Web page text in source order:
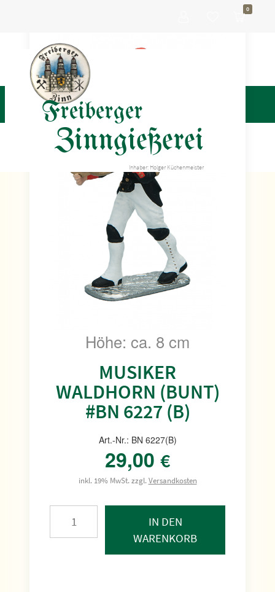
Freiberger
Zinngießerei
Inhaber: Holger Küchenmeister
0
Höhe: ca. 8 cm
MUSIKER
WALDHORN (BUNT)
#BN 6227 (B)
Art.-Nr.: BN 6227(B)
29,00 €
inkl. 19% MwSt. zzgl.Versandkosten
IN DEN
WARENKORB